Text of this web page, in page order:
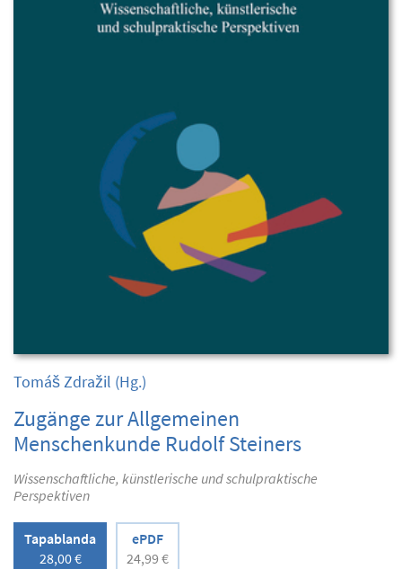
Tomáš Zdražil (Hg.)
Zugänge zur Allgemeinen
Menschenkunde Rudolf Steiners
Wissenschaftliche, künstlerische und schulpraktische
Perspektiven
Tapablanda
28,00 €
ePDF
24,99 €